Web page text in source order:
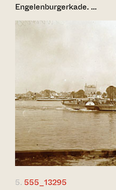
Engelenburgerkade. …
5. 555_13295